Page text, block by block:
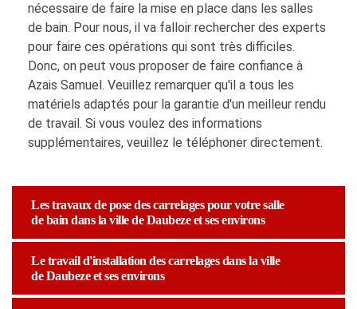
nécessaire de faire la mise en place dans les salles
de bain. Pour nous, il va falloir rechercher des experts
pour faire ces opérations qui sont très difficiles.
Donc, on peut vous proposer de faire confiance à
Azais Samuel. Veuillez remarquer qu'il a tous les
matériels adaptés pour la garantie d'un meilleur rendu
de travail. Si vous voulez des informations
supplémentaires, veuillez le téléphoner directement.
Les travaux de pose des carrelages pour votre salle
de bain dans la ville de Daubeze et ses environs
Le travail d'installation des carrelages dans la ville
de Daubeze et ses environs